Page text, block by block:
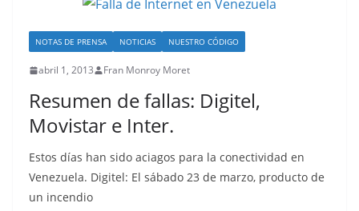
NOTAS DE PRENSA NOTICIAS NUESTRO CÓDIGO
abril 1, 2013 Fran Monroy Moret
Resumen de fallas: Digitel,
Movistar e Inter.
Estos días han sido aciagos para la conectividad en
Venezuela. Digitel: El sábado 23 de marzo, producto de
un incendio